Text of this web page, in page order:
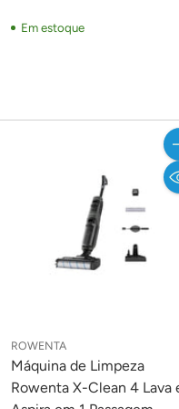
Em estoque
ROWENTA
Máquina de Limpeza
Rowenta X-Clean 4 Lava